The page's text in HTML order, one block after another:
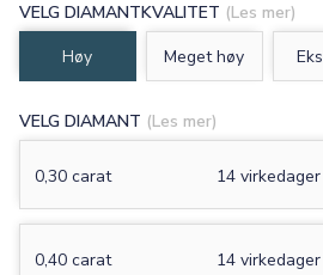
VELG DIAMANTKVALITET (Les mer)
Høy
Meget høy
VELG DIAMANT (Les mer)
0,30 carat 14 virkedager
0,40 carat 14 virkedager